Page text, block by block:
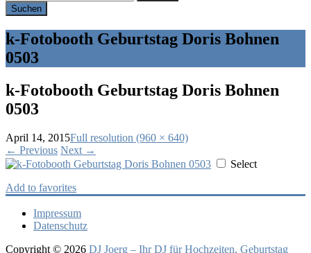
k-Fotobooth Geburtstag Doris Bohnen
0503
k-Fotobooth Geburtstag Doris Bohnen
0503
April 14, 2015Full resolution (960 × 640)
← Previous Next →
Select
Add to favorites
Impressum
Datenschutz
Copyright © 2026 DJ Joerg – Ihr DJ für Hochzeiten, Geburtstag